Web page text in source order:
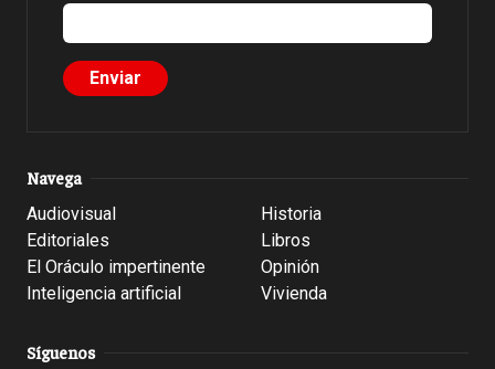
Navega
Audiovisual
Editoriales
El Oráculo impertinente
Inteligencia artificial
Historia
Libros
Opinión
Vivienda
Síguenos